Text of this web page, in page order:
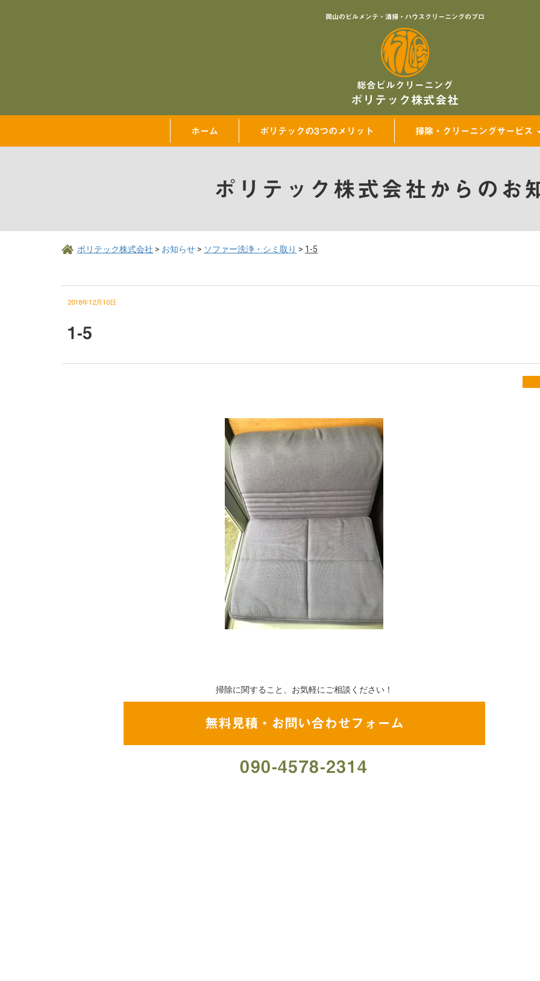
岡山のビルメンテ・清掃・ハウスクリーニングのプロ
総合ビルクリーニング
ポリテック株式会社
ホーム ポリテックの3つのメリット 掃除・クリーニングサービス
ポリテック株式会社からのお
ポリテック株式会社 > お知らせ > ソファー洗浄・シミ取り > 1-5
2018年12月10日
1-5
掃除に関すること、お気軽にご相談ください！
無料見積・お問い合わせフォーム
090-4578-2314